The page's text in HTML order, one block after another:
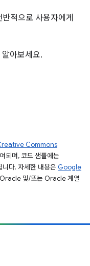
적으로 사용자에게
아보세요.
Commons
되며, 코드 샘플에는
다. 자세한 내용은 Google
및/또는 Oracle 계열